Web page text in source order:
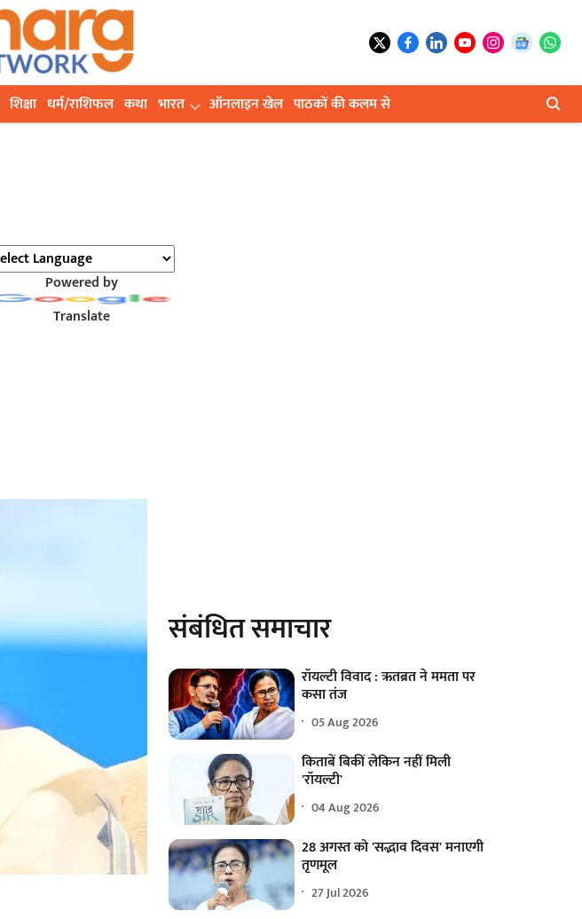
शिक्षा धर्म/राशिफल कथा भारत ऑनलाइन खेल पाठकों की कलम से
Powered by
Translate
संबंधित समाचार
रॉयल्टी विवाद : ऋतब्रत ने ममता पर
कसा तंज
05 Aug 2026
किताबें बिकीं लेकिन नहीं मिली
'रॉयल्टी'
04 Aug 2026
28 अगस्त को 'सद्भाव दिवस' मनाएगी
तृणमूल
27 Jul 2026